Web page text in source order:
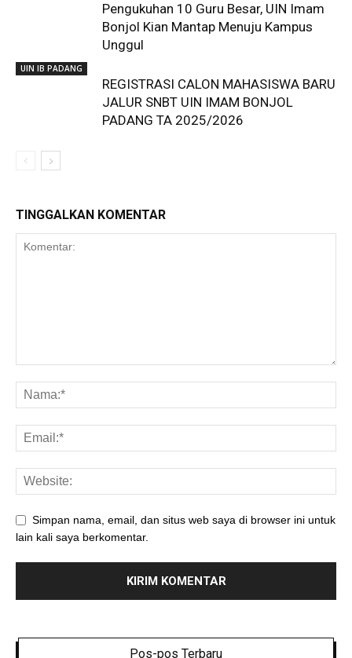
Pengukuhan 10 Guru Besar, UIN Imam
Bonjol Kian Mantap Menuju Kampus
Unggul
UIN IB PADANG
REGISTRASI CALON MAHASISWA BARU
JALUR SNBT UIN IMAM BONJOL
PADANG TA 2025/2026
TINGGALKAN KOMENTAR
Simpan nama, email, dan situs web saya di browser ini untuk
lain kali saya berkomentar.
Pos-pos Terbaru